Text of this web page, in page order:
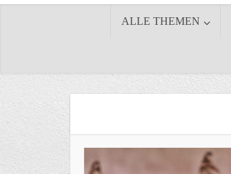
ALLE THEMEN